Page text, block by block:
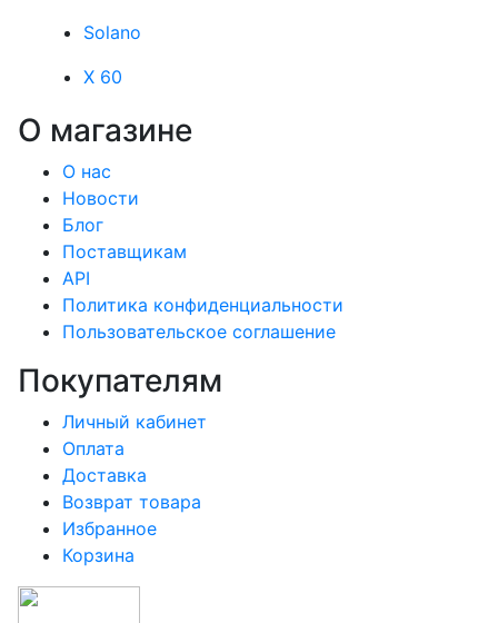
Solano
X 60
О магазине
О нас
Новости
Блог
Поставщикам
API
Политика конфиденциальности
Пользовательское соглашение
Покупателям
Личный кабинет
Оплата
Доставка
Возврат товара
Избранное
Корзина